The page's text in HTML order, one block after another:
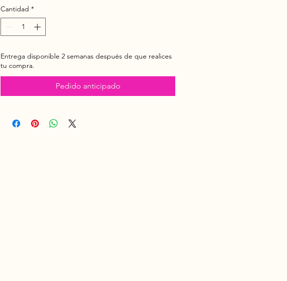
Cantidad *
Entrega disponible 2 semanas después de que realices
tu compra.
Pedido anticipado